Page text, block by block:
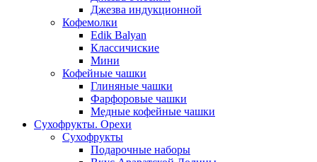
Джезва индукционной
Кофемолки
Edik Balyan
Классичиские
Мини
Кофейные чашки
Глиняные чашки
Фарфоровые чашки
Медные кофейные чашки
Сухофрукты. Орехи
Сухофрукты
Подарочные наборы